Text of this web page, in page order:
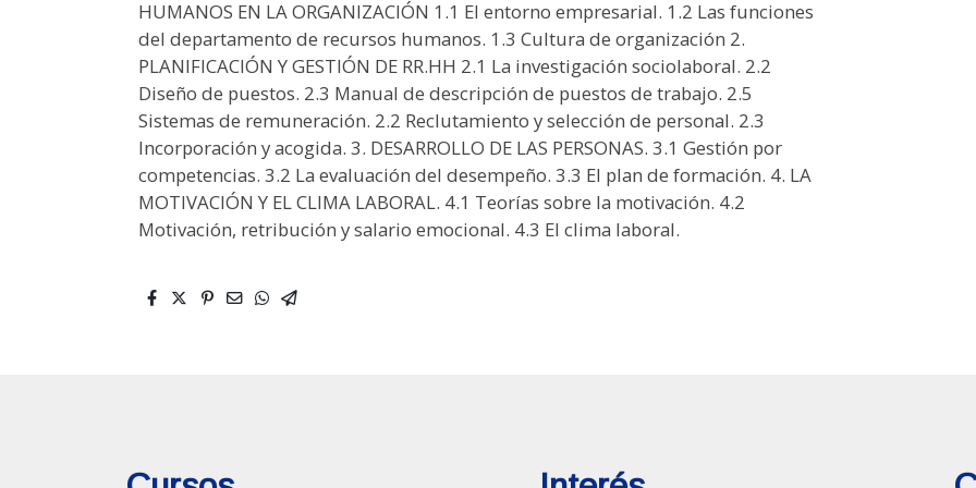
HUMANOS EN LA ORGANIZACIÓN 1.1 El entorno empresarial. 1.2 Las funciones
del departamento de recursos humanos. 1.3 Cultura de organización 2.
PLANIFICACIÓN Y GESTIÓN DE RR.HH 2.1 La investigación sociolaboral. 2.2
Diseño de puestos. 2.3 Manual de descripción de puestos de trabajo. 2.5
Sistemas de remuneración. 2.2 Reclutamiento y selección de personal. 2.3
Incorporación y acogida. 3. DESARROLLO DE LAS PERSONAS. 3.1 Gestión por
competencias. 3.2 La evaluación del desempeño. 3.3 El plan de formación. 4. LA
MOTIVACIÓN Y EL CLIMA LABORAL. 4.1 Teorías sobre la motivación. 4.2
Motivación, retribución y salario emocional. 4.3 El clima laboral.